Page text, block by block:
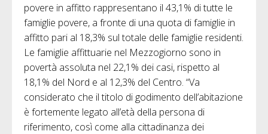
povere in affitto rappresentano il 43,1% di tutte le
famiglie povere, a fronte di una quota di famiglie in
affitto pari al 18,3% sul totale delle famiglie residenti.
Le famiglie affittuarie nel Mezzogiorno sono in
povertà assoluta nel 22,1% dei casi, rispetto al
18,1% del Nord e al 12,3% del Centro. “Va
considerato che il titolo di godimento dell’abitazione
è fortemente legato all’età della persona di
riferimento, così come alla cittadinanza dei